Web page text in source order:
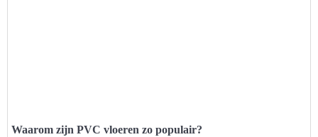
Waarom zijn PVC vloeren zo populair?